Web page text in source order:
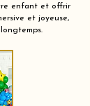
enfant et offrir
et joyeuse,